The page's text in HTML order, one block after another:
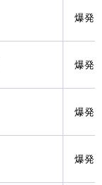
爆発
爆発
爆発
爆発